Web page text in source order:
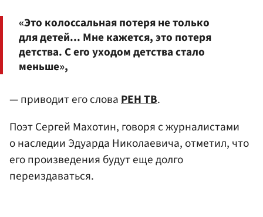
«Это колоссальная потеря не только
для детей... Мне кажется, это потеря
детства. С его уходом детства стало
меньше»,
— приводит его словаРЕН ТВ.
Поэт Сергей Махотин, говоря с журналистами
о наследии Эдуарда Николаевича, отметил, что
его произведения будут еще долго
переиздаваться.